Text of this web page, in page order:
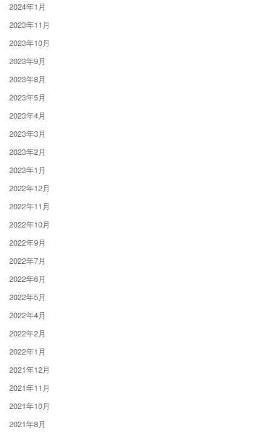
2024年1月
2023年11月
2023年10月
2023年9月
2023年8月
2023年5月
2023年4月
2023年3月
2023年2月
2023年1月
2022年12月
2022年11月
2022年10月
2022年9月
2022年7月
2022年6月
2022年5月
2022年4月
2022年2月
2022年1月
2021年12月
2021年11月
2021年10月
2021年8月